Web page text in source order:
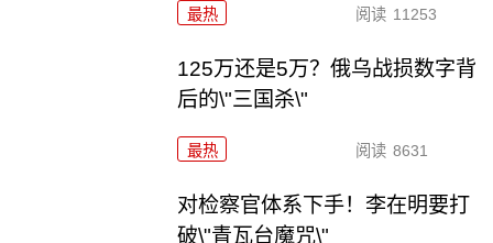
最热 阅读 11253
125万还是5万？俄乌战损数字背
后的\"三国杀\"
最热 阅读 8631
对检察官体系下手！李在明要打
破\"青瓦台魔咒\"